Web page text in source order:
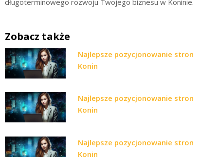
długoterminowego rozwoju Twojego biznesu w Koninie.
Zobacz także
Najlepsze pozycjonowanie stron
Konin
Najlepsze pozycjonowanie stron
Konin
Najlepsze pozycjonowanie stron
Konin